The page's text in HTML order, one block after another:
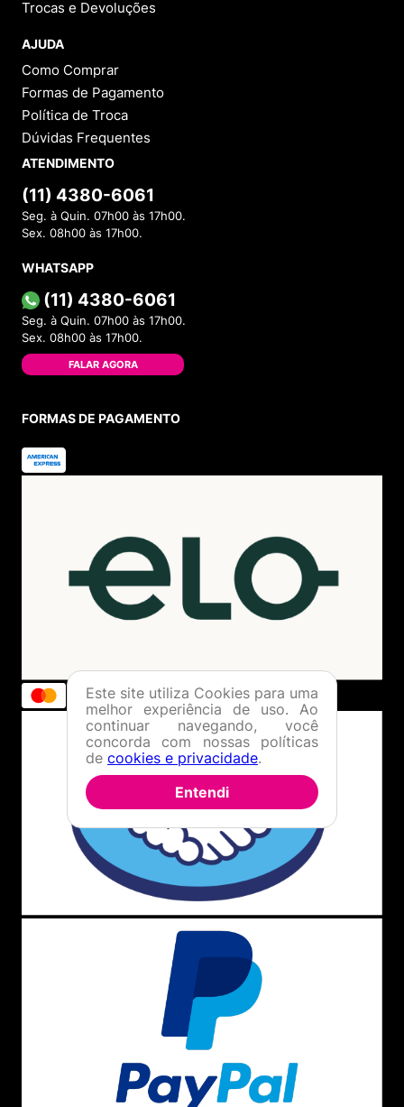
Trocas e Devoluções
AJUDA
Como Comprar
Formas de Pagamento
Política de Troca
Dúvidas Frequentes
ATENDIMENTO
(11) 4380-6061
Seg. à Quin. 07h00 às 17h00.
Sex. 08h00 às 17h00.
WHATSAPP
(11) 4380-6061
Seg. à Quin. 07h00 às 17h00.
Sex. 08h00 às 17h00.
FALAR AGORA
FORMAS DE PAGAMENTO
Este site utiliza Cookies para uma
melhor experiência de uso. Ao
continuar navegando, você
concorda com nossas políticas
de cookies e privacidade.
Entendi